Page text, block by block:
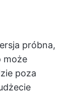
próbna,
może
poza